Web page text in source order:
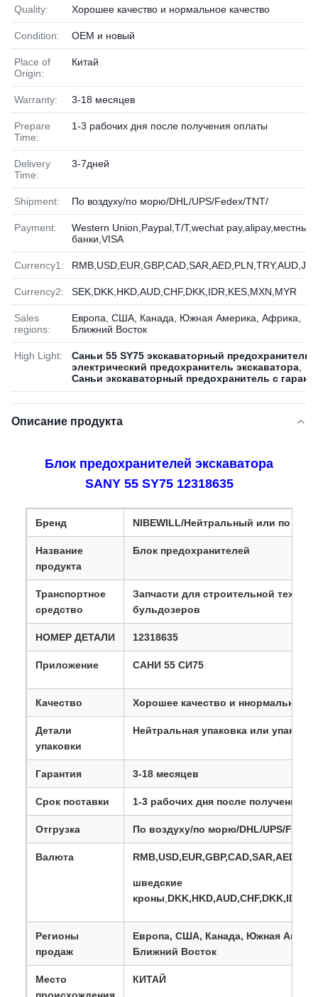
Quality: Хорошее качество и нормальное качество
Condition: OEM и новый
Place of
Origin:
Китай
Warranty: 3-18 месяцев
Prepare
Time:
1-3 рабочих дня после получения оплаты
Delivery
Time:
3-7дней
Shipment: По воздуху/по морю/DHL/UPS/Fedex/TNT/
Payment:
Western Union,Paypal,T/T,wechat pay,alipay,местные
банки,VISA
Currency1:
Currency2: SEK,DKK,HKD,AUD,CHF,DKK,IDR,KES,MXN,MYR
Sales
regions:
Европа, США, Канада, Южная Америка, Африка,
Ближний Восток
High Light: Саньи 55 SY75 экскаваторный предохранитель
электрический предохранитель экскаватора
Саньи экскаваторный предохранитель с
Описание продукта
Блок предохранителей экскаватора
SANY 55 SY75 12318635
Бренд NIBEWILL/Нейтральный или по
Название
продукта
Блок предохранителей
Транспортное
средство
Запчасти для строительной
бульдозеров
НОМЕР ДЕТАЛИ 12318635
Приложение САНИ 55 СИ75
Качество Хорошее качество и ннормальное
Детали
упаковки
Нейтральная упаковка или
Гарантия 3-18 месяцев
Срок поставки 1-3 рабочих дня после получения
Отгрузка По воздуху/по морю/DHL/UPS/
Валюта
шведские
кроны
Регионы
продаж
Европа, США, Канада, Южная
Ближний Восток
Место
КИТАЙ